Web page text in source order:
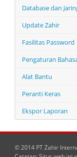
Database dan
Update Zahir
Fasilitas Password
Pengaturan
Alat Bantu
Peranti Keras
Ekspor Laporan
© 2014 PT Zahir